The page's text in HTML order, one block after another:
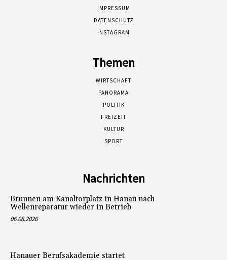
IMPRESSUM
DATENSCHUTZ
INSTAGRAM
Themen
WIRTSCHAFT
PANORAMA
POLITIK
FREIZEIT
KULTUR
SPORT
Nachrichten
Brunnen am Kanaltorplatz in Hanau nach
Wellenreparatur wieder in Betrieb
06.08.2026
Hanauer Berufsakademie startet